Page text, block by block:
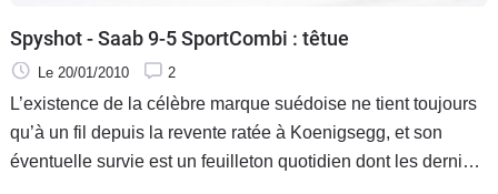
Spyshot - Saab 9-5 SportCombi : têtue
Le 20/01/2010 2
L’existence de la célèbre marque suédoise ne tient toujours
qu’à un fil depuis la revente ratée à Koenigsegg, et son
éventuelle survie est un feuilleton quotidien dont les derniers